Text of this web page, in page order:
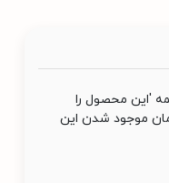
'این محصول را
موجود شدن این